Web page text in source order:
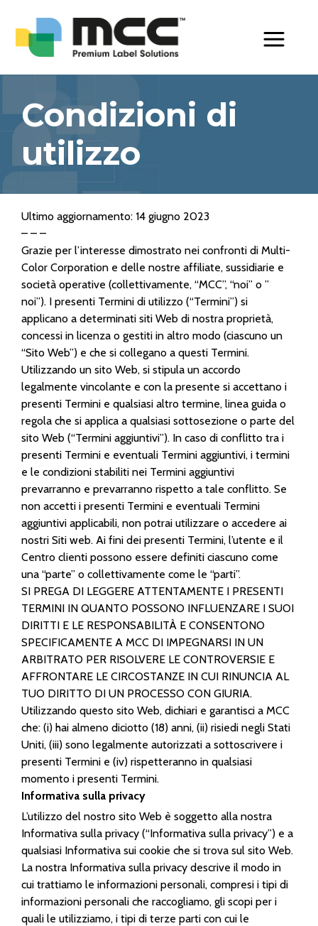
Condizioni di
utilizzo
Ultimo aggiornamento: 14 giugno 2023
– – –
Grazie per l’interesse dimostrato nei confronti di Multi-
Color Corporation e delle nostre affiliate, sussidiarie e
società operative (collettivamente, “MCC”, “noi” o ”
noi”). I presenti Termini di utilizzo (“Termini”) si
applicano a determinati siti Web di nostra proprietà,
concessi in licenza o gestiti in altro modo (ciascuno un
“Sito Web”) e che si collegano a questi Termini.
Utilizzando un sito Web, si stipula un accordo
legalmente vincolante e con la presente si accettano i
presenti Termini e qualsiasi altro termine, linea guida o
regola che si applica a qualsiasi sottosezione o parte del
sito Web (“Termini aggiuntivi”). In caso di conflitto tra i
presenti Termini e eventuali Termini aggiuntivi, i termini
e le condizioni stabiliti nei Termini aggiuntivi
prevarranno e prevarranno rispetto a tale conflitto. Se
non accetti i presenti Termini e eventuali Termini
aggiuntivi applicabili, non potrai utilizzare o accedere ai
nostri Siti web. Ai fini dei presenti Termini, l’utente e il
Centro clienti possono essere definiti ciascuno come
una “parte” o collettivamente come le “parti”.
SI PREGA DI LEGGERE ATTENTAMENTE I PRESENTI
TERMINI IN QUANTO POSSONO INFLUENZARE I SUOI
DIRITTI E LE RESPONSABILITÀ E CONSENTONO
SPECIFICAMENTE A MCC DI IMPEGNARSI IN UN
ARBITRATO PER RISOLVERE LE CONTROVERSIE E
AFFRONTARE LE CIRCOSTANZE IN CUI RINUNCIA AL
TUO DIRITTO DI UN PROCESSO CON GIURIA.
Utilizzando questo sito Web, dichiari e garantisci a MCC
che: (i) hai almeno diciotto (18) anni, (ii) risiedi negli Stati
Uniti, (iii) sono legalmente autorizzati a sottoscrivere i
presenti Termini e (iv) rispetteranno in qualsiasi
momento i presenti Termini.
Informativa sulla privacy
L’utilizzo del nostro sito Web è soggetto alla nostra
Informativa sulla privacy (“Informativa sulla privacy”) e a
qualsiasi Informativa sui cookie che si trova sul sito Web.
La nostra Informativa sulla privacy descrive il modo in
cui trattiamo le informazioni personali, compresi i tipi di
informazioni personali che raccogliamo, gli scopi per i
quali le utilizziamo, i tipi di terze parti con cui le